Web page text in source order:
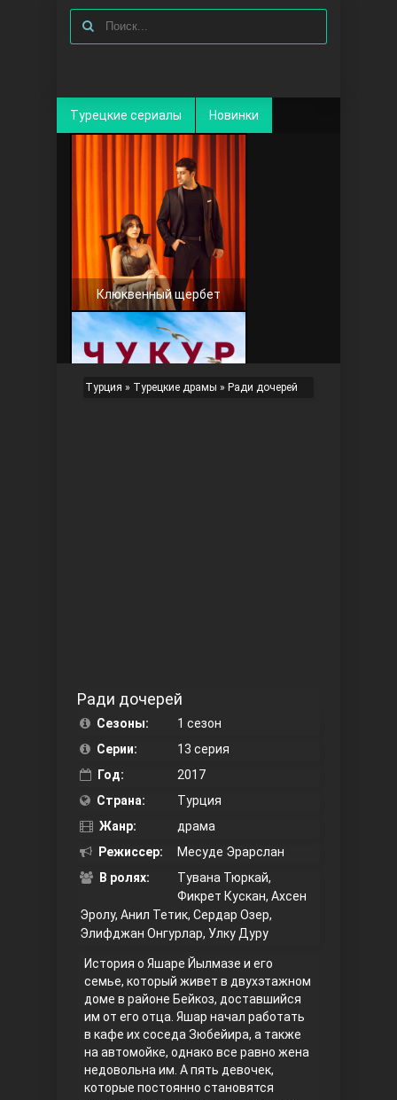
Турецкие сериалы Новинки
Клюквенный щербет
Правосyдие
Любовь напрокат
Турция » Турецкие драмы » Ради дочерей
Ради дочерей
Сезоны:
1 сезон
Серии:
13 серия
Год:
2017
Страна:
Турция
Жанр:
драма
Режиссер:
Месуде Эрарслан
В ролях:
Тувана Тюркай,
Фикрет Кускан, Ахсен
Эролу, Анил Тетик, Сердар Озер,
Элифджан Онгурлар, Улку Дуру
История о Яшаре Йылмазе и его
семье, который живет в двухэтажном
доме в районе Бейкоз, доставшийся
им от его отца. Яшар начал работать
в кафе их соседа Зюбейира, а также
на автомойке, однако все равно жена
недовольна им. А пять девочек,
которые постоянно становятся